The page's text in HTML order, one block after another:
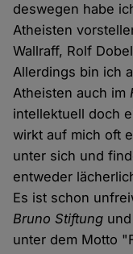
deswegen habe
Atheisten
Wallraff, Rolf
Allerdings bin ich
Atheisten auch im
intellektuell doch
wirkt auf mich oft
unter sich und
entweder
Es ist schon
Bruno Stiftung
unter dem Motto